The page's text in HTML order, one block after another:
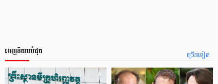
ច្រើនទៀត
ពេញនិយមបំផុត